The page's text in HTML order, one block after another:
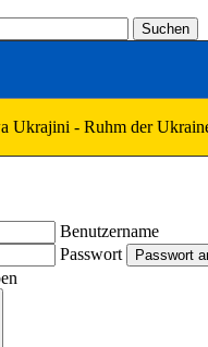
Suchen
Ukrajini - Ruhm der
Benutzername
Passwort
Passwort